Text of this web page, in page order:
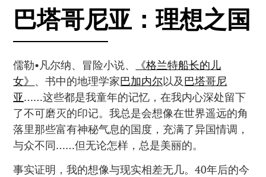
巴塔哥尼亚：理想之国
儒勒•凡尔纳、冒险小说、
《格兰特船长的儿
女》 、书中的地理学家巴加内尔以及巴塔哥尼
亚……这些都是我童年的记忆，在我内心深处留下
了不可磨灭的印记。我总是会想像在世界遥远的角
落里那些富有神秘气息的国度，充满了异国情调，
与众不同……但无论怎样，总是美丽的。
事实证明，我的想像与现实相差无几。40年后的今